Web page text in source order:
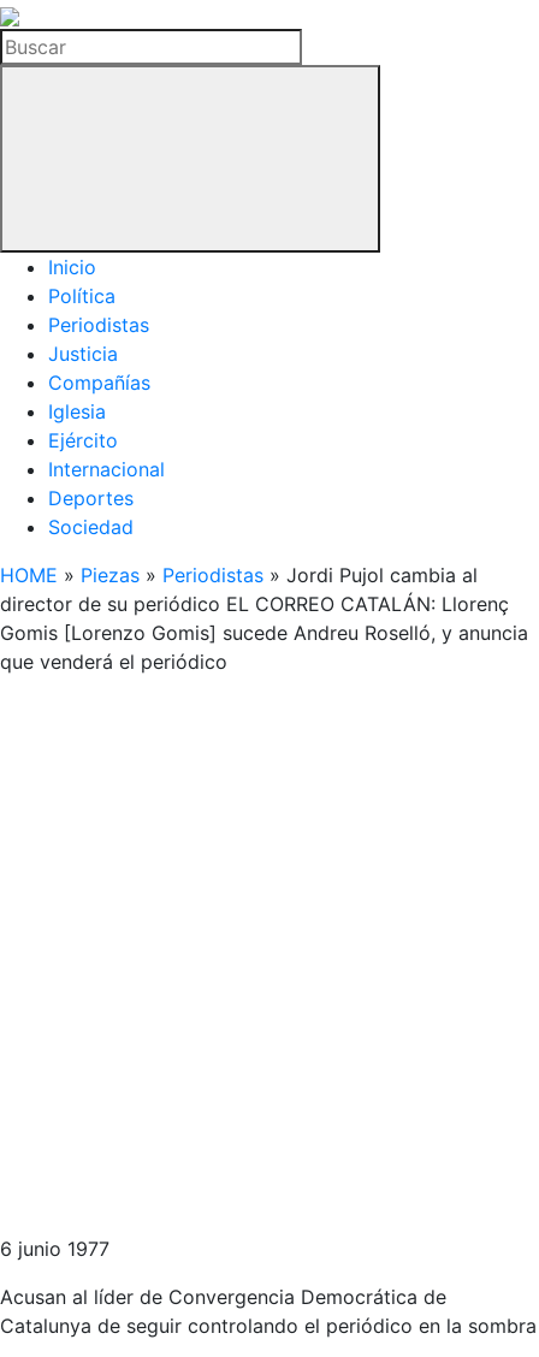
La
Hemeroteca
del
Buscar
Inicio
Política
Periodistas
Justicia
Compañías
Iglesia
Ejército
Internacional
Deportes
Sociedad
HOME » Piezas » Periodistas » Jordi Pujol cambia al
director de su periódico EL CORREO CATALÁN: Llorenç
Gomis [Lorenzo Gomis] sucede Andreu Roselló, y anuncia
que venderá el periódico
6 junio 1977
Acusan al líder de Convergencia Democrática de
Catalunya de seguir controlando el periódico en la sombra